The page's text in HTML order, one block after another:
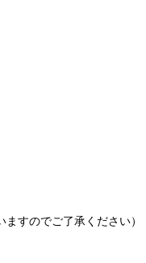
すのでご了承ください）